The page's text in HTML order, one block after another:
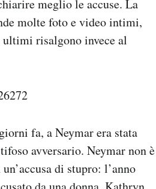
meglio le accuse. La
molte foto e video intimi,
ultimi risalgono invece al
fa, a Neymar era stata
avversario. Neymar non è
di stupro: l’anno